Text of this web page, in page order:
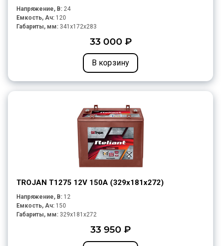
Напряжение, В: 24
Емкость, Ач: 120
Габариты, мм: 341x172x283
33 000 ₽
В корзину
TROJAN T1275 12V 150A (329х181х272)
Напряжение, В: 12
Емкость, Ач: 150
Габариты, мм: 329x181x272
33 950 ₽